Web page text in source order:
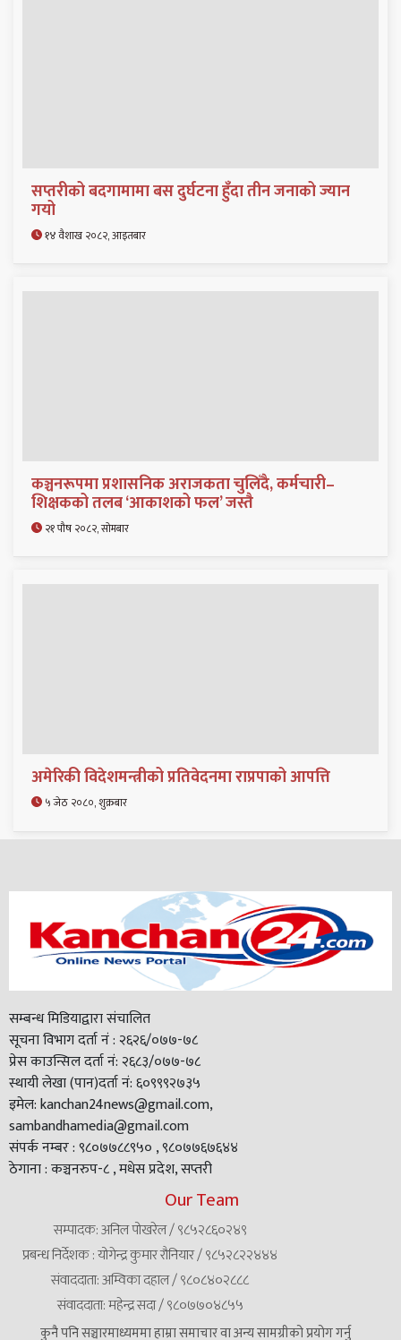
सप्तरीको बदगामामा बस दुर्घटना हुँदा तीन जनाको ज्यान
गयो
१४ वैशाख २०८२, आइतबार
कञ्चनरूपमा प्रशासनिक अराजकता चुलिँदै, कर्मचारी–
शिक्षकको तलब ‘आकाशको फल’ जस्तै
२१ पौष २०८२, सोमबार
अमेरिकी विदेशमन्त्रीको प्रतिवेदनमा राप्रपाको आपत्ति
५ जेठ २०८०, शुक्रबार
सम्बन्ध मिडियाद्वारा संचालित
सूचना विभाग दर्ता नं : २६२६/०७७-७८
प्रेस काउन्सिल दर्ता नं: २६८३/०७७-७८
स्थायी लेखा (पान)दर्ता नं: ६०९९९२७३५
इमेल: kanchan24news@gmail.com,
sambandhamedia@gmail.com
संपर्क नम्बर : ९८०७७८८९५० , ९८०७७६७६४४
ठेगाना : कञ्चनरुप-८ , मधेस प्रदेश, सप्तरी
Our Team
सम्पादक: अनिल पोखरेल / ९८५२८६०२४९
प्रबन्ध निर्देशक : योगेन्द्र कुमार रौनियार / ९८५२८२२४४४
संवाददाता: अम्विका दहाल / ९८०८४०२८८८
संवाददाता: महेन्द्र सदा / ९८०७७०४८५५
कुनै पनि सञ्चारमाध्यममा हाम्रा समाचार वा अन्य सामग्रीको प्रयोग गर्नु